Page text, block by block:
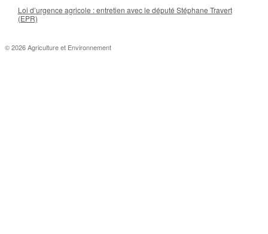
Loi d’urgence agricole : entretien avec le député Stéphane Travert
(EPR)
© 2026 Agriculture et Environnement